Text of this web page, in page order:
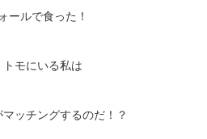
ールで食った！
トモにいる私は
ッチングするのだ！？